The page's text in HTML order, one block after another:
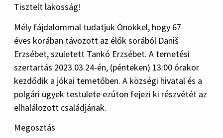
Tisztelt lakosság!
Mély fájdalommal tudatjuk Önökkel, hogy 67
éves korában távozott az élők sorából Daniš
Erzsébet, született Tankó Erzsébet. A temetési
szertartás 2023.03.24-én, (pénteken) 13:00 órakor
kezdődik a jókai temetőben. A községi hivatal és a
polgári ügyek testülete ezúton fejezi ki részvétét az
elhalálozott családjának.
Megosztás